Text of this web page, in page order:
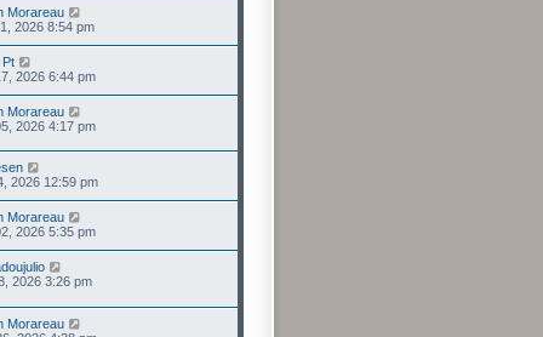
Morareau
2026 8:54 pm
Pt
2026 6:44 pm
Morareau
2026 4:17 pm
2026 12:59 pm
Morareau
2026 5:35 pm
2026 3:26 pm
Morareau